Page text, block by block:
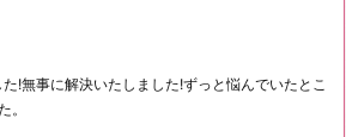
!無事に解決いたしました!ずっと悩んでいたとこ
。